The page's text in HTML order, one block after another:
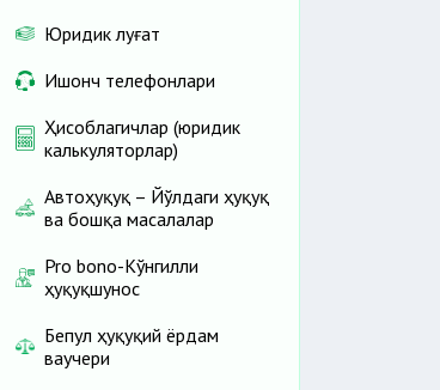
Юридик луғат
Ишонч телефонлари
Ҳисоблагичлар (юридик
калькуляторлар)
Автоҳуқуқ – Йўлдаги ҳуқуқ
ва бошқа масалалар
Pro bono-Кўнгилли
ҳуқуқшунос
Бепул ҳуқуқий ёрдам
ваучери